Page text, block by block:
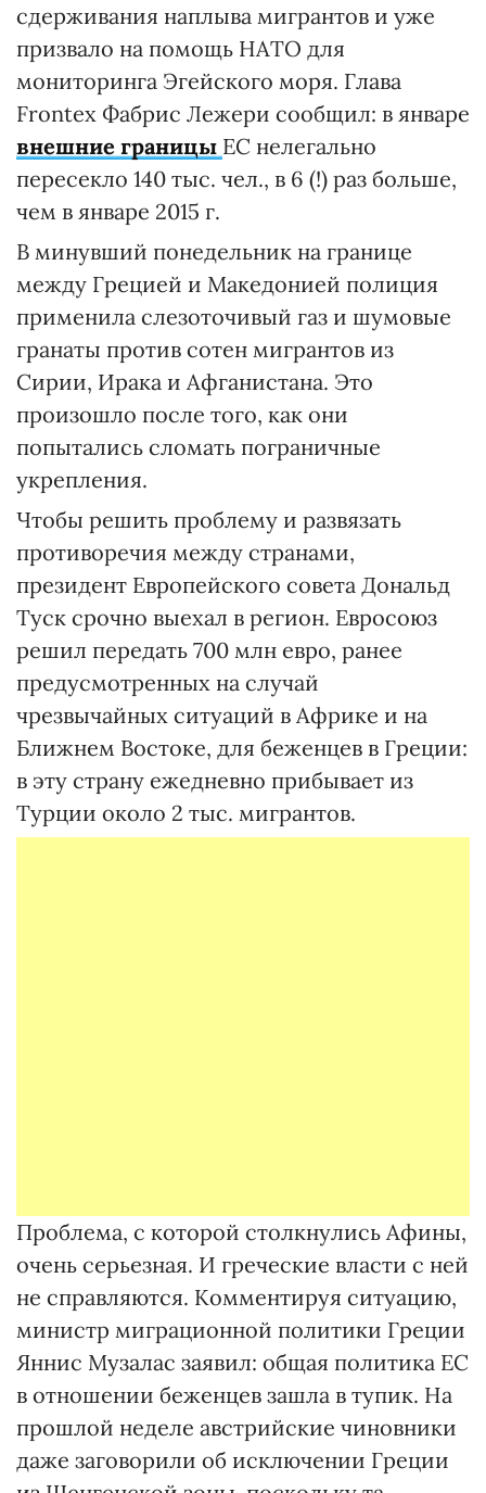
сдерживания наплыва мигрантов и уже
призвало на помощь НАТО для
мониторинга Эгейского моря. Глава
Frontex Фабрис Лежери сообщил: в январе
внешние границы ЕС нелегально
пересекло 140 тыс. чел., в 6 (!) раз больше,
чем в январе 2015 г.
В минувший понедельник на границе
между Грецией и Македонией полиция
применила слезоточивый газ и шумовые
гранаты против сотен мигрантов из
Сирии, Ирака и Афганистана. Это
произошло после того, как они
попытались сломать пограничные
укрепления.
Чтобы решить проблему и развязать
противоречия между странами,
президент Европейского совета Дональд
Туск срочно выехал в регион. Евросоюз
решил передать 700 млн евро, ранее
предусмотренных на случай
чрезвычайных ситуаций в Африке и на
Ближнем Востоке, для беженцев в Греции:
в эту страну ежедневно прибывает из
Турции около 2 тыс. мигрантов.
Проблема, с которой столкнулись Афины,
очень серьезная. И греческие власти с ней
не справляются. Комментируя ситуацию,
министр миграционной политики Греции
Яннис Музалас заявил: общая политика ЕС
в отношении беженцев зашла в тупик. На
прошлой неделе австрийские чиновники
даже заговорили об исключении Греции